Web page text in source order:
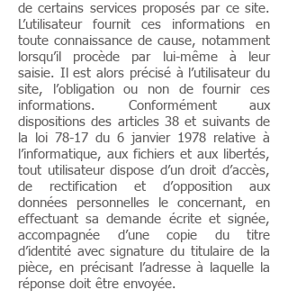
de certains services proposés par ce site.
L’utilisateur fournit ces informations en
toute connaissance de cause, notamment
lorsqu’il procède par lui-même à leur
saisie. Il est alors précisé à l’utilisateur du
site, l’obligation ou non de fournir ces
informations. Conformément aux
dispositions des articles 38 et suivants de
la loi 78-17 du 6 janvier 1978 relative à
l’informatique, aux fichiers et aux libertés,
tout utilisateur dispose d’un droit d’accès,
de rectification et d’opposition aux
données personnelles le concernant, en
effectuant sa demande écrite et signée,
accompagnée d’une copie du titre
d’identité avec signature du titulaire de la
pièce, en précisant l’adresse à laquelle la
réponse doit être envoyée.